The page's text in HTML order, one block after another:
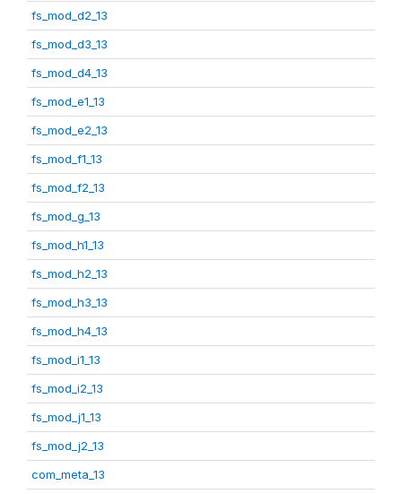
fs_mod_d2_13
fs_mod_d3_13
fs_mod_d4_13
fs_mod_e1_13
fs_mod_e2_13
fs_mod_f1_13
fs_mod_f2_13
fs_mod_g_13
fs_mod_h1_13
fs_mod_h2_13
fs_mod_h3_13
fs_mod_h4_13
fs_mod_i1_13
fs_mod_i2_13
fs_mod_j1_13
fs_mod_j2_13
com_meta_13